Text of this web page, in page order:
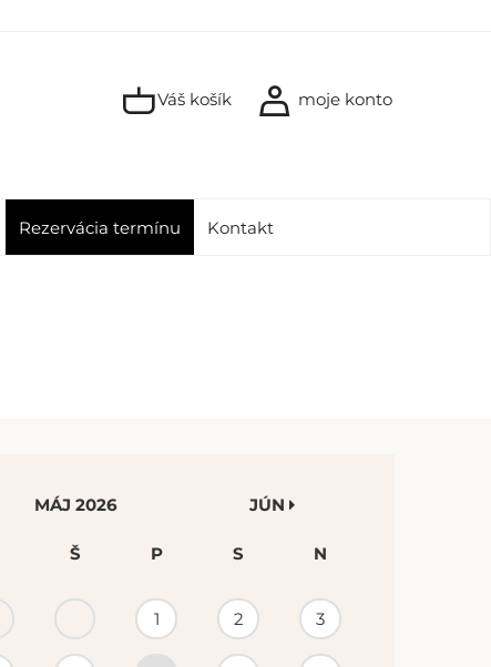
Váš košík moje konto
Rezervácia termínu Kontakt
MÁJ 2026 JÚN
Š P S N
1 2 3